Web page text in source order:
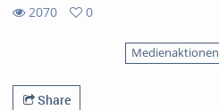
2070
0
Medienaktionen
Share